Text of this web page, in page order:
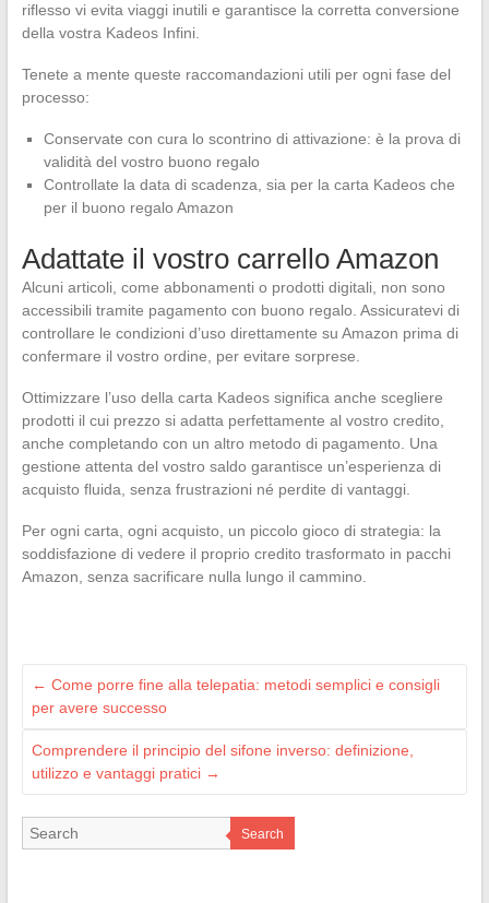
riflesso vi evita viaggi inutili e garantisce la corretta conversione
della vostra Kadeos Infini.
Tenete a mente queste raccomandazioni utili per ogni fase del
processo:
Conservate con cura lo scontrino di attivazione: è la prova di
validità del vostro buono regalo
Controllate la data di scadenza, sia per la carta Kadeos che
per il buono regalo Amazon
Adattate il vostro carrello Amazon
Alcuni articoli, come abbonamenti o prodotti digitali, non sono
accessibili tramite pagamento con buono regalo. Assicuratevi di
controllare le condizioni d’uso direttamente su Amazon prima di
confermare il vostro ordine, per evitare sorprese.
Ottimizzare l’uso della carta Kadeos significa anche scegliere
prodotti il cui prezzo si adatta perfettamente al vostro credito,
anche completando con un altro metodo di pagamento. Una
gestione attenta del vostro saldo garantisce un’esperienza di
acquisto fluida, senza frustrazioni né perdite di vantaggi.
Per ogni carta, ogni acquisto, un piccolo gioco di strategia: la
soddisfazione di vedere il proprio credito trasformato in pacchi
Amazon, senza sacrificare nulla lungo il cammino.
← Come porre fine alla telepatia: metodi semplici e consigli
per avere successo
Comprendere il principio del sifone inverso: definizione,
utilizzo e vantaggi pratici →
Search